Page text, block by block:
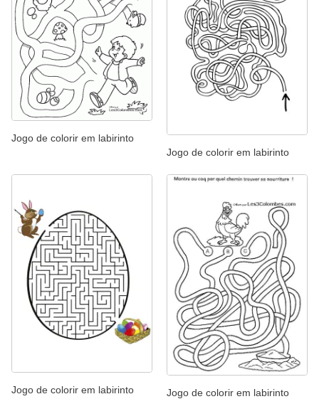
Jogo de colorir em labirinto
Jogo de colorir em labirinto
Jogo de colorir em labirinto Jogo de colorir em labirinto